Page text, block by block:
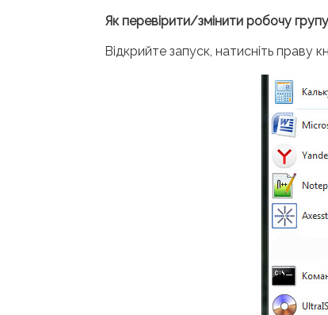
Як перевірити/змінити робочу
Відкрийте запуск, натисніть праву